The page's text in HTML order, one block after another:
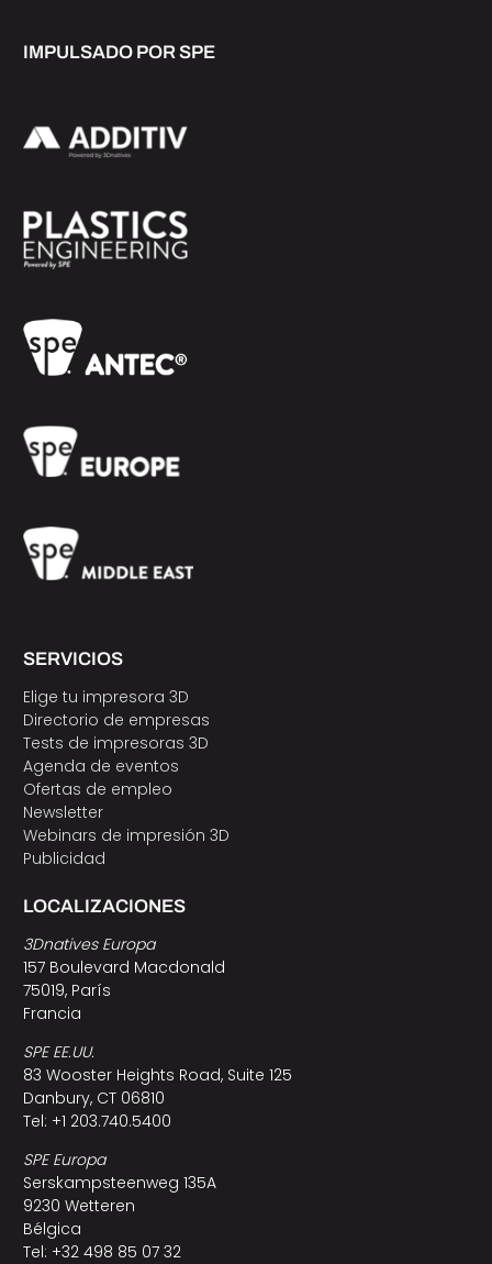
IMPULSADO POR SPE
SERVICIOS
Elige tu impresora 3D
Directorio de empresas
Tests de impresoras 3D
Agenda de eventos
Ofertas de empleo
Newsletter
Webinars de impresión 3D
Publicidad
LOCALIZACIONES
3Dnatives Europa
157 Boulevard Macdonald
75019, París
Francia
SPE EE.UU.
83 Wooster Heights Road, Suite 125
Danbury, CT 06810
Tel: +1 203.740.5400
SPE Europa
Serskampsteenweg 135A
9230 Wetteren
Bélgica
Tel: +32 498 85 07 32